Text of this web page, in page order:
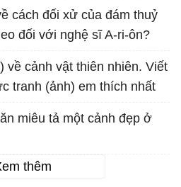
cách đối xử của đám thuỷ
đối với nghệ sĩ A-ri-ôn?
về cảnh vật thiên nhiên. Viết
tranh (ảnh) em thích nhất
miêu tả một cảnh đẹp ở
thêm